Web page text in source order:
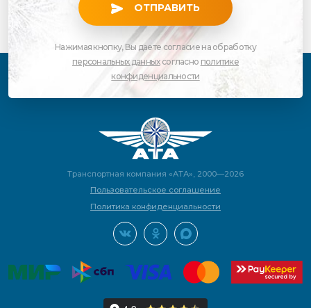
ОТПРАВИТЬ
Нажимая кнопку, Вы даете согласие на обработку
персональных данныхсогласно политике
конфиденциальности
Транспортная компания «АТА», 2000—2026
Пользовательское соглашение
Политика конфиденциальности